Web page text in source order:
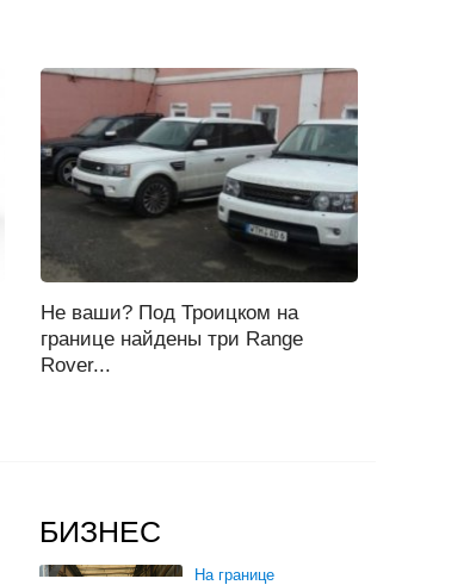
Не ваши? Под Троицком на
границе найдены три Range
Rover...
БИЗНЕС
На границе